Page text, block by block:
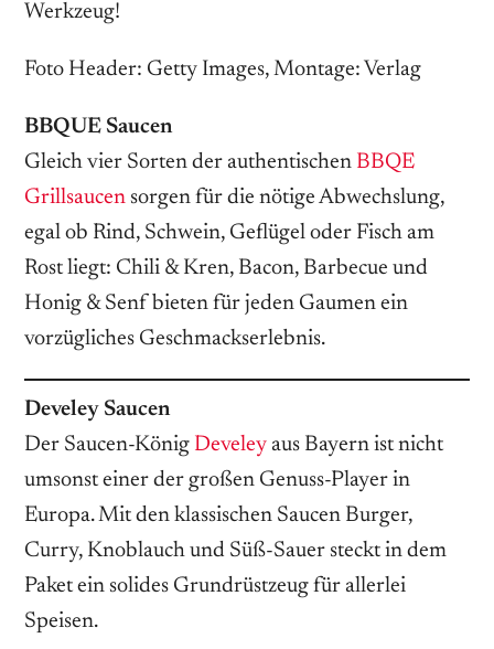
Werkzeug!
Foto Header: Getty Images, Montage: Verlag
BBQUE Saucen
Gleich vier Sorten der authentischen BBQE
Grillsaucen sorgen für die nötige Abwechslung,
egal ob Rind, Schwein, Geflügel oder Fisch am
Rost liegt: Chili & Kren, Bacon, Barbecue und
Honig & Senf bieten für jeden Gaumen ein
vorzügliches Geschmackserlebnis.
Develey Saucen
Der Saucen-König Develey aus Bayern ist nicht
umsonst einer der großen Genuss-Player in
Europa. Mit den klassischen Saucen Burger,
Curry, Knoblauch und Süß-Sauer steckt in dem
Paket ein solides Grundrüstzeug für allerlei
Speisen.